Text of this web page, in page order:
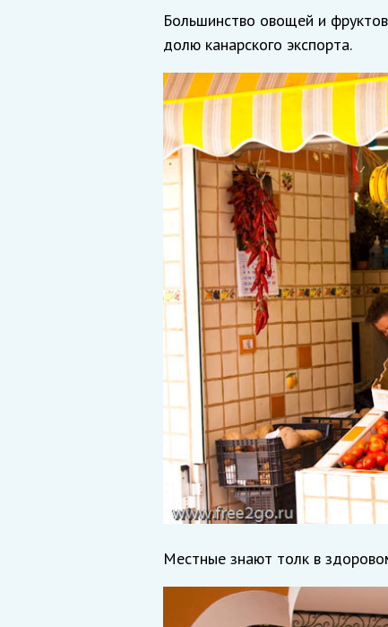
Большинство овощей и
долю канарского экспорта.
Местные знают толк в